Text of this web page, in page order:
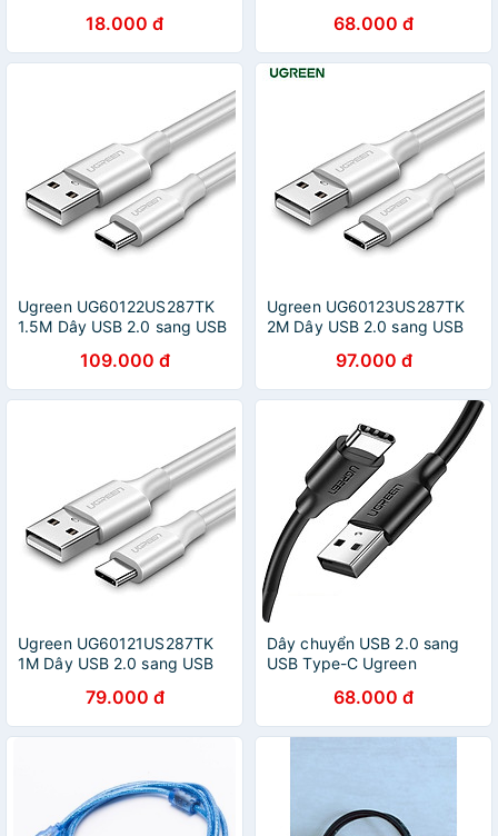
18.000 đ 68.000 đ
Ugreen UG60122US287TK
1.5M Dây USB 2.0 sang USB
109.000 đ
Ugreen UG60123US287TK
2M Dây USB 2.0 sang USB
97.000 đ
Ugreen UG60121US287TK
1M Dây USB 2.0 sang USB
79.000 đ
Dây chuyển USB 2.0 sang
USB Type-C Ugreen
68.000 đ